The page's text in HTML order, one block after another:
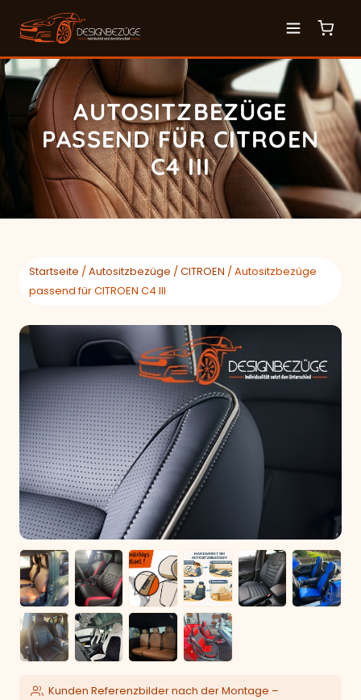
AUTOSITZBEZÜGE
PASSEND FÜR CITROEN
C4 III
Startseite /Autositzbezüge /CITROEN / Autositzbezüge
passend für CITROEN C4 III
Kunden Referenzbilder nach der Montage –